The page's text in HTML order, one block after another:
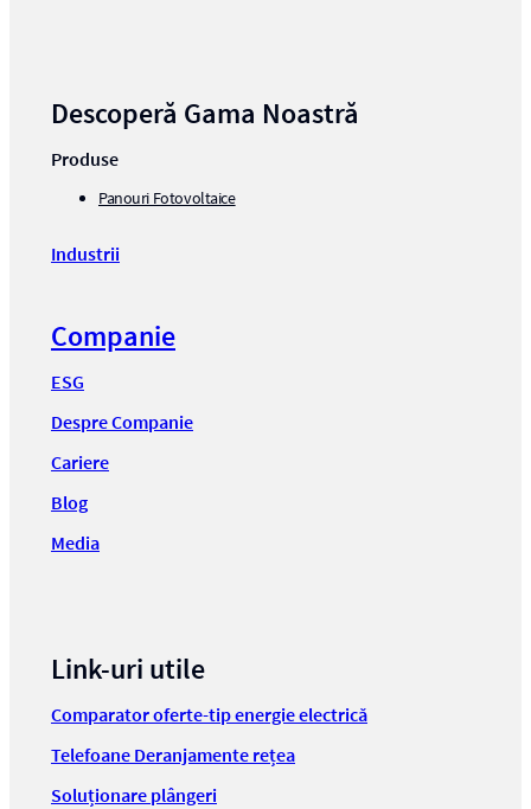
Descoperă Gama Noastră
Produse
Panouri Fotovoltaice
Industrii
Companie
ESG
Despre Companie
Cariere
Blog
Media
Link-uri utile
Comparator oferte-tip energie electrică
Telefoane Deranjamente rețea
Soluționare plângeri